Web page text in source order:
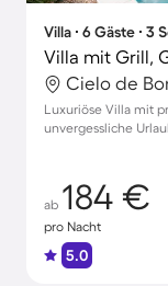
Villa ∙ 6 Gäste ∙ 3
Villa mit Grill,
Cielo de
Luxuriöse Villa mit
unvergessliche
ab 184 €
pro Nacht
5.0